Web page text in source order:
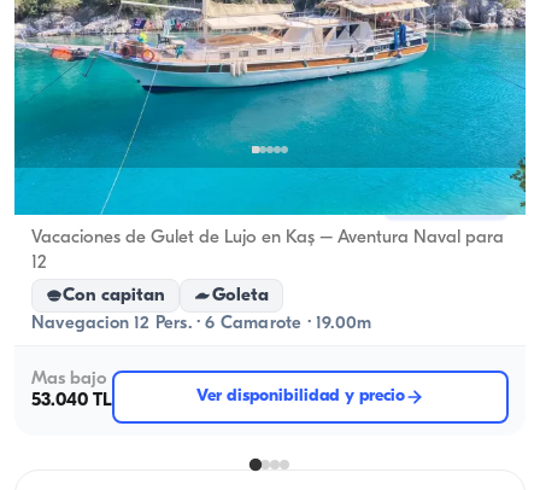
Kaş, Antalya Barco nuevo
Vacaciones de Gulet de Lujo en Kaş – Aventura Naval para
12
Con capitan
Goleta
Navegacion 12 Pers. · 6 Camarote · 19.00m
Mas bajo
53.040 TL
Ver disponibilidad y precio